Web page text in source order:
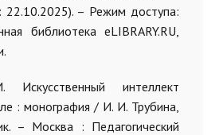
22.10.2025). – Режим доступа:
библиотека eLIBRARY.RU,
интеллект
: монография / И. И. Трубина,
– Москва : Педагогический